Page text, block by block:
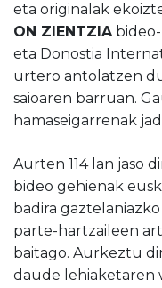
eta originalak
ON ZIENTZIAbideo-
eta Donostia
urtero antolatzen
saioaren barruan.
hamaseigarrenak
Aurten 114 lan jaso
bideo gehienak
badira
parte-hartzaileen
baitago. Aurkeztu
daude lehiaketaren